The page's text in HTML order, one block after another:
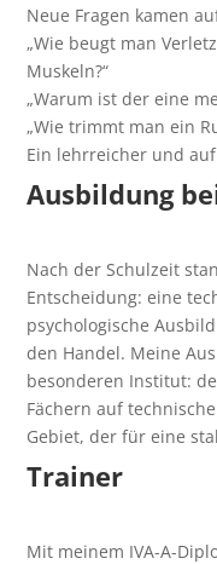
Neue Fragen kamen
„Wie beugt man
Muskeln?“
„Warum ist der eine
„Wie trimmt man ein
Ein lehrreicher und
Ausbildung
Nach der Schulzeit
Entscheidung: eine
psychologische
den Handel. Meine
besonderen Institut:
Fächern auf
Gebiet, der für eine
Trainer
Mit meinem IVA-A-